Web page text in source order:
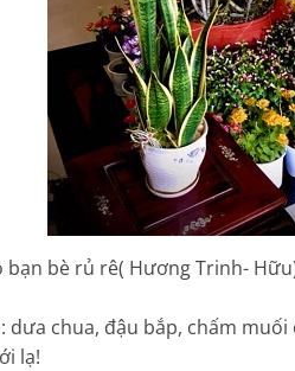
bạn bè rủ rê( Hương Trinh-
dưa chua, đậu bắp, chấm
lạ!